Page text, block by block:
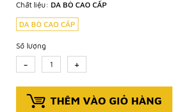
Chất liệu: DA BÒ CAO CẤP
DA BÒ CAO CẤP
Số lượng
- +
THÊM VÀO GIỎ HÀNG